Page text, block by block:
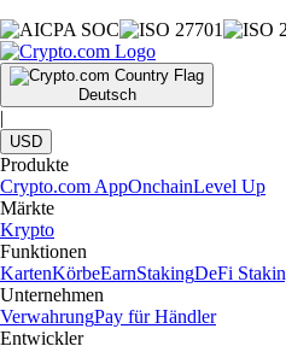
Deutsch
|
USD
Produkte
Crypto.com AppOnchainLevel Up
Märkte
Krypto
Funktionen
KartenKörbeEarnStakingDeFi
Unternehmen
VerwahrungPay für Händler
Entwickler